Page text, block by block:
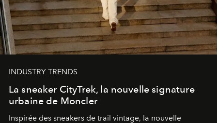
INDUSTRY TRENDS
La sneaker CityTrek, la nouvelle signature
urbaine de Moncler
Inspirée des sneakers de trail vintage, la nouvelle